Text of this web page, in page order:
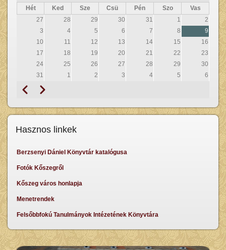
Hét Ked Sze Csü Pén Szo
Vas
27
28 29 30 31 1
2
3
4 5 6 7 8
9
10
11 12 13 14 15
16
17
18 19 20 21 22
23
24
25 26 27 28 29
30
31
1 2 3 4 5 6
Oldalszámozás
Előző Következő
Hasznos linkek
Berzsenyi Dániel Könyvtár katalógusa
Fotók Kőszegről
Kőszeg város honlapja
Menetrendek
Felsőbbfokú Tanulmányok Intézetének Könyvtára